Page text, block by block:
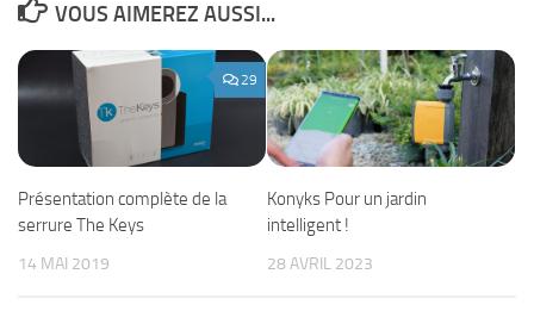
VOUS AIMEREZ AUSSI...
29
Présentation complète de la
serrure The Keys
14 MAI 2019
Konyks Pour un jardin
intelligent !
28 AVRIL 2023